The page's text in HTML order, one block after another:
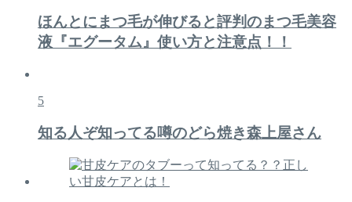
ほんとにまつ毛が伸びると評判のまつ毛美容
液『エグータム』使い方と注意点！！
5
知る人ぞ知ってる噂のどら焼き森上屋さん